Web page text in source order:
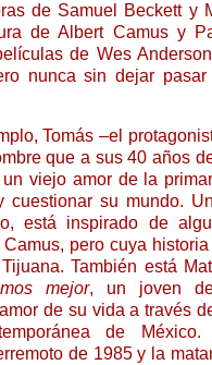
de Samuel Beckett y
de Albert Camus y
de Wes
nunca sin dejar
Tomás –el
que a sus 40 años
viejo amor de la
cuestionar su mundo.
está inspirado de
Camus, pero cuya
También está
mejor, un joven
de su vida a través
de
de 1985 y la